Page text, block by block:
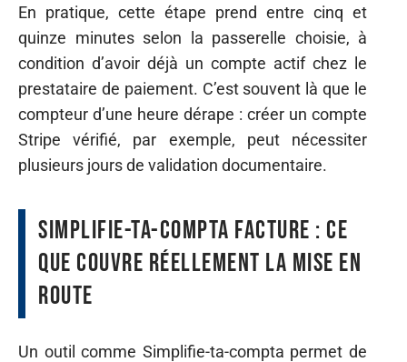
En pratique, cette étape prend entre cinq et
quinze minutes selon la passerelle choisie, à
condition d’avoir déjà un compte actif chez le
prestataire de paiement. C’est souvent là que le
compteur d’une heure dérape : créer un compte
Stripe vérifié, par exemple, peut nécessiter
plusieurs jours de validation documentaire.
Simplifie-ta-compta facture : ce
que couvre réellement la mise en
route
Un outil comme Simplifie-ta-compta permet de